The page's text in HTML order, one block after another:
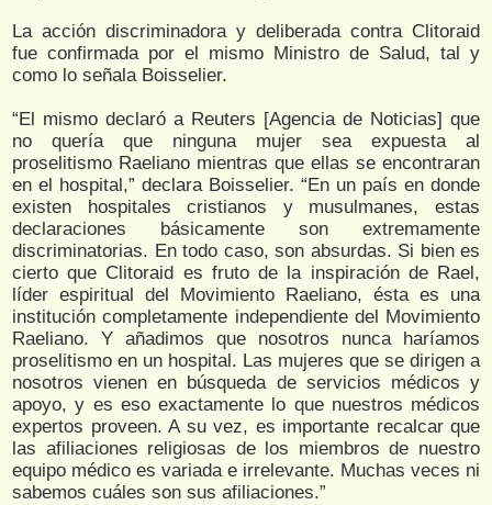
La acción discriminadora y deliberada contra Clitoraid
fue confirmada por el mismo Ministro de Salud, tal y
como lo señala Boisselier.
“El mismo declaró a Reuters [Agencia de Noticias] que
no quería que ninguna mujer sea expuesta al
proselitismo Raeliano mientras que ellas se encontraran
en el hospital,” declara Boisselier. “En un país en donde
existen hospitales cristianos y musulmanes, estas
declaraciones básicamente son extremamente
discriminatorias. En todo caso, son absurdas. Si bien es
cierto que Clitoraid es fruto de la inspiración de Rael,
líder espiritual del Movimiento Raeliano, ésta es una
institución completamente independiente del Movimiento
Raeliano. Y añadimos que nosotros nunca haríamos
proselitismo en un hospital. Las mujeres que se dirigen a
nosotros vienen en búsqueda de servicios médicos y
apoyo, y es eso exactamente lo que nuestros médicos
expertos proveen. A su vez, es importante recalcar que
las afiliaciones religiosas de los miembros de nuestro
equipo médico es variada e irrelevante. Muchas veces ni
sabemos cuáles son sus afiliaciones.”